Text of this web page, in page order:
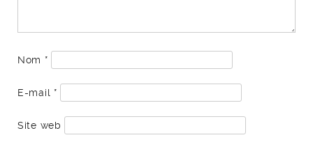
Nom *
E-mail *
Site web